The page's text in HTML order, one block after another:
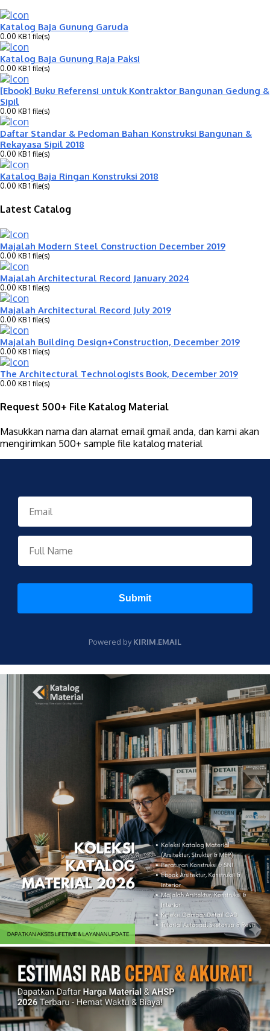
Katalog Baja Gunung Garuda
0.00 KB 1 file(s)
Katalog Baja Gunung Raja Paksi
0.00 KB 1 file(s)
[Ebook] Buku Referensi untuk Kontraktor Bangunan Gedung &
Sipil
0.00 KB 1 file(s)
Daftar Standar & Pedoman Bahan Konstruksi Bangunan &
Rekayasa Sipil 2018
0.00 KB 1 file(s)
Katalog Baja Ringan Konstruksi 2018
0.00 KB 1 file(s)
Latest Catalog
Majalah Modern Steel Construction December 2019
0.00 KB 1 file(s)
Majalah Architectural Record January 2024
0.00 KB 1 file(s)
Majalah Architectural Record July 2019
0.00 KB 1 file(s)
Majalah Building Design+Construction, December 2019
0.00 KB 1 file(s)
The Architectural Technologists Book, December 2019
0.00 KB 1 file(s)
Request 500+ File Katalog Material
Masukkan nama dan alamat email gmail anda, dan kami akan
mengirimkan 500+ sample file katalog material
Submit
Powered byKIRIM.EMAIL